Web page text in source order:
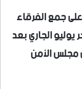
جمع الفرقاء
يوليو الجاري بعد
الأمن